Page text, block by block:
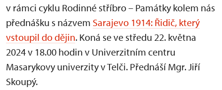
v rámci cyklu Rodinné stříbro – Památky kolem nás
přednášku s názvem Sarajevo 1914: Řidič, který
vstoupil do dějin. Koná se ve středu 22. května
2024 v 18.00 hodin v Univerzitním centru
Masarykovy univerzity v Telči. Přednáší Mgr. Jiří
Skoupý.